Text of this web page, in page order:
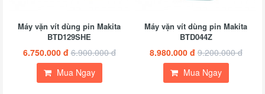
Máy vặn vít dùng pin Makita
BTD129SHE
6.750.000 đ 6.900.000 đ
Mua Ngay
Máy vặn vít dùng pin Makita
BTD044Z
8.980.000 đ 9.200.000 đ
Mua Ngay